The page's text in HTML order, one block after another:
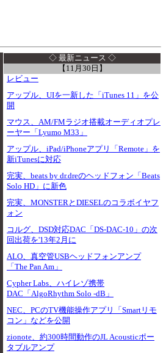
◇ 最新ニュース ◇
【11月30日】
レビュー
アップル、UIを一新した「iTunes 11」を公
開
マウス、AM/FMラジオ搭載オーディオプレ
ーヤー「Lyumo M33」
アップル、iPad/iPhoneアプリ「Remote」を
新iTunesに対応
完実、beats by dr.dreのヘッドフォン「Beats
Solo HD」に新色
完実、MONSTERとDIESELのコラボイヤフ
ォン
コルグ、DSD対応DAC「DS-DAC-10」の次
回出荷を'13年2月に
ALO、真空管USBヘッドフォンアンプ
「The Pan Am」
Cypher Labs、ハイレゾ携帯
DAC「AlgoRhythm Solo -dB」
NEC、PCのTV機能操作アプリ「Smartリモ
コン」などを公開
zionote、約300時間動作のJL Acousticポー
タブルアンプ